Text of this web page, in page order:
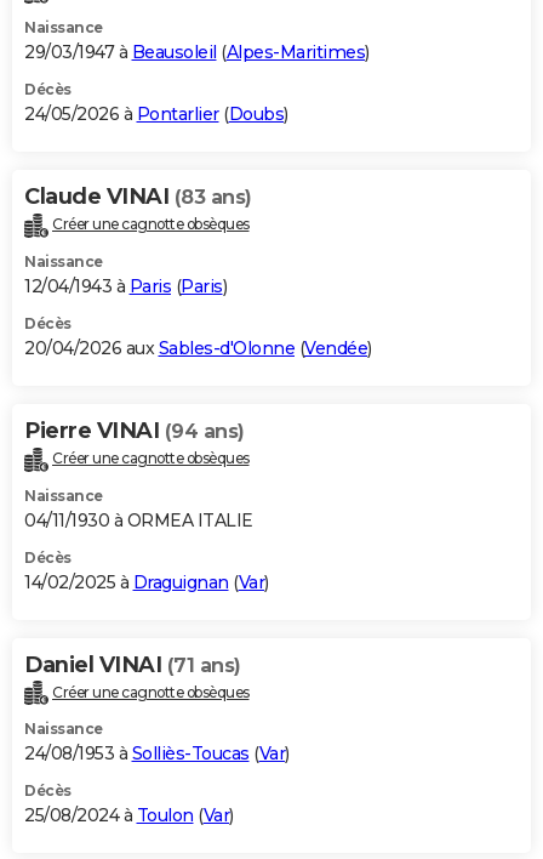
Dictionnaire
Biographies
Citations
Expressions
Proverbes
PROGRAMME TV
S'inscrire
Se connecter
Lycées
Collèges
Primaires
Universités
Entreprises
Service militaire
Avis de recherche
AVIS DE DÉCÈS
Bricolage
Lifestyle
Culture
Sport
Auto
Television
Voyage
Cinema
Naissance
29/03/1947 à Beausoleil (Alpes-Maritimes)
Décès
24/05/2026 à Pontarlier(Doubs)
Claude VINAI (83 ans)
Créer une cagnotte obsèques
Naissance
12/04/1943 à Paris (Paris)
Décès
20/04/2026 auxSables-d'Olonne (Vendée)
Pierre VINAI (94 ans)
Créer une cagnotte obsèques
Naissance
04/11/1930 à ORMEA ITALIE
Décès
14/02/2025 à Draguignan (Var)
Daniel VINAI (71 ans)
Créer une cagnotte obsèques
Naissance
24/08/1953 à Solliès-Toucas (Var)
Décès
25/08/2024 à Toulon (Var)